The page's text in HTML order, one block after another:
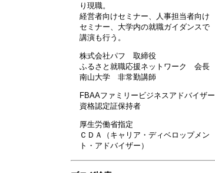
り現職。
経営者向けセミナー、人事担当者向け
セミナー、大学内の就職ガイダンスで
講演も行う。
株式会社パフ 取締役
ふるさと就職応援ネットワーク 会長
南山大学 非常勤講師
FBAAファミリービジネスアドバイザー
資格認定証保持者
厚生労働省指定
ＣＤＡ（キャリア・ディベロップメン
ト・アドバイザー）